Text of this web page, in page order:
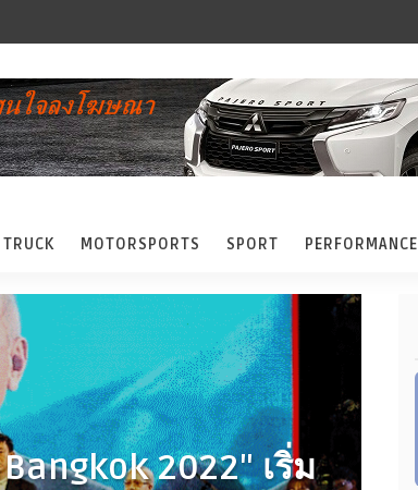
TRUCK MOTORSPORTS SPORT PERFORMANCE
2022" เริ่ม